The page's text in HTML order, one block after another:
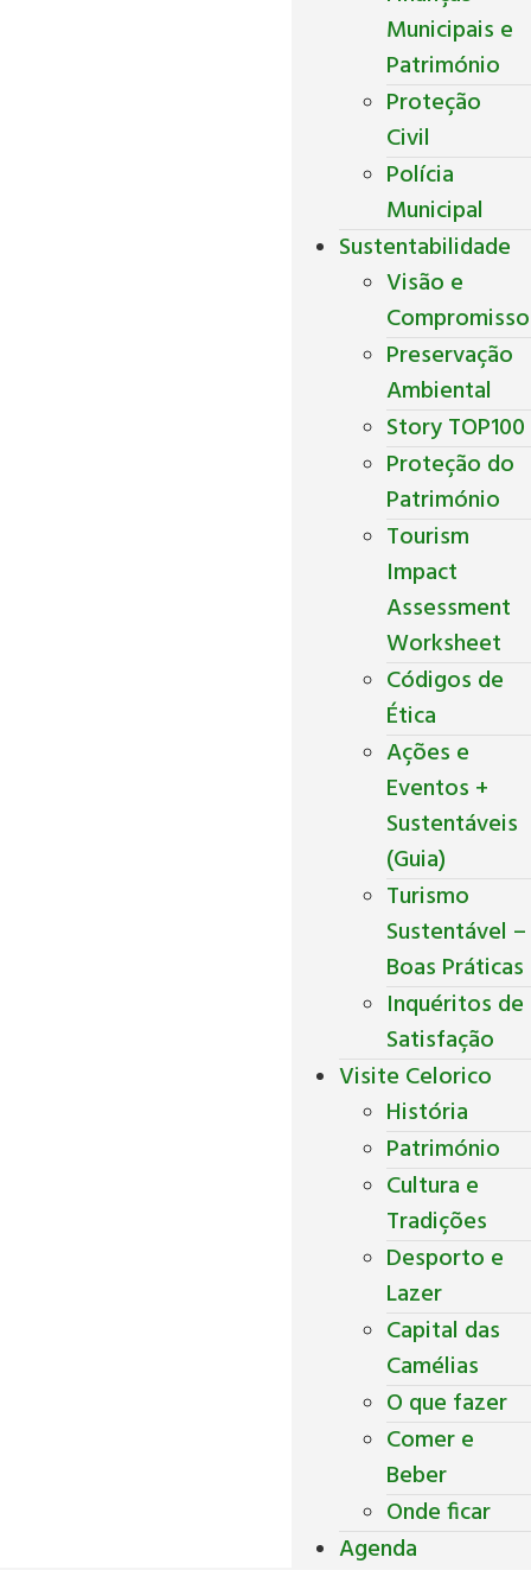
Municipais e
Património
Proteção
Civil
Polícia
Municipal
Sustentabilidade
Visão e
Compromisso
Preservação
Ambiental
Story TOP100
Proteção do
Património
Tourism
Impact
Assessment
Worksheet
Códigos de
Ética
Ações e
Eventos +
Sustentáveis
(Guia)
Turismo
Sustentável –
Boas Práticas
Inquéritos de
Satisfação
Visite Celorico
História
Património
Cultura e
Tradições
Desporto e
Lazer
Capital das
Camélias
O que fazer
Comer e
Beber
Onde ficar
Agenda